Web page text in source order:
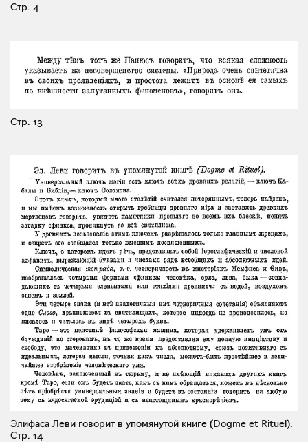
Стр. 4
Стр. 13
Элифаса Леви говорит в упомянутой книге (Dogme et Rituel).
Стр. 14